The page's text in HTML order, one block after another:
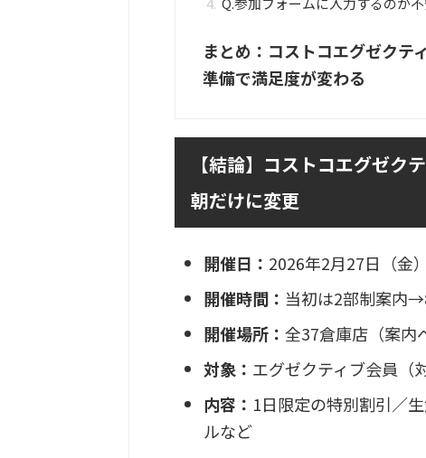
まとめ：コストコエグゼクテ
準備で満足度が変わる
【結論】コストコエグゼク
朝だけに変更
開催日： 2026年2月27日（金）
開催時間： 当初は2部制案内→
開催場所： 全37倉庫店（案内
対象： エグゼクティブ会員（
内容： 1日限定の特別割引／
ルなど